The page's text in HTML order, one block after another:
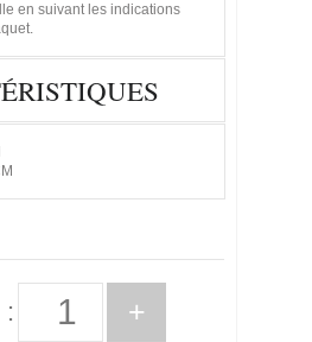
en suivant les indications
+